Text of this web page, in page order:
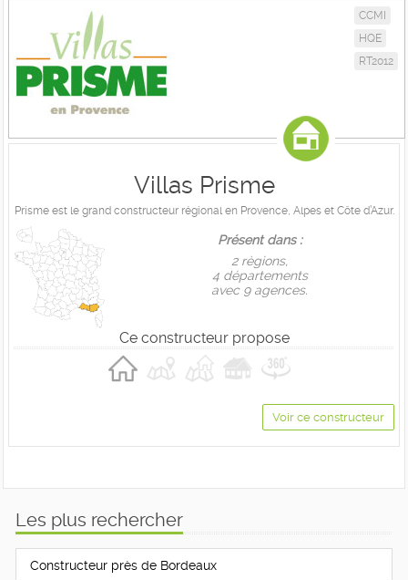
CCMI
HQE
RT2012
Villas Prisme
Prisme est le grand constructeur régional en Provence, Alpes et Côte d’Azur.
Présent dans :
2 règions,
4 départements
avec 9 agences.
Ce constructeur propose
Voir ce constructeur
Les plus rechercher
Constructeur près de Bordeaux